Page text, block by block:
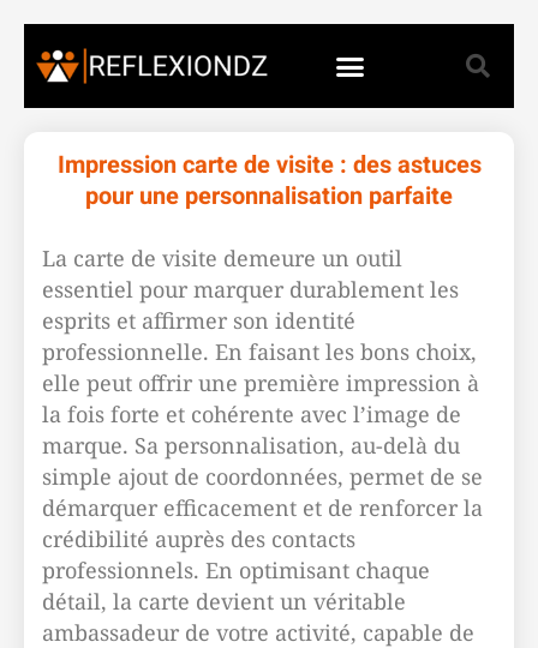
Impression carte de visite : des astuces
pour une personnalisation parfaite
La carte de visite demeure un outil
essentiel pour marquer durablement les
esprits et affirmer son identité
professionnelle. En faisant les bons choix,
elle peut offrir une première impression à
la fois forte et cohérente avec l’image de
marque. Sa personnalisation, au-delà du
simple ajout de coordonnées, permet de se
démarquer efficacement et de renforcer la
crédibilité auprès des contacts
professionnels. En optimisant chaque
détail, la carte devient un véritable
ambassadeur de votre activité, capable de